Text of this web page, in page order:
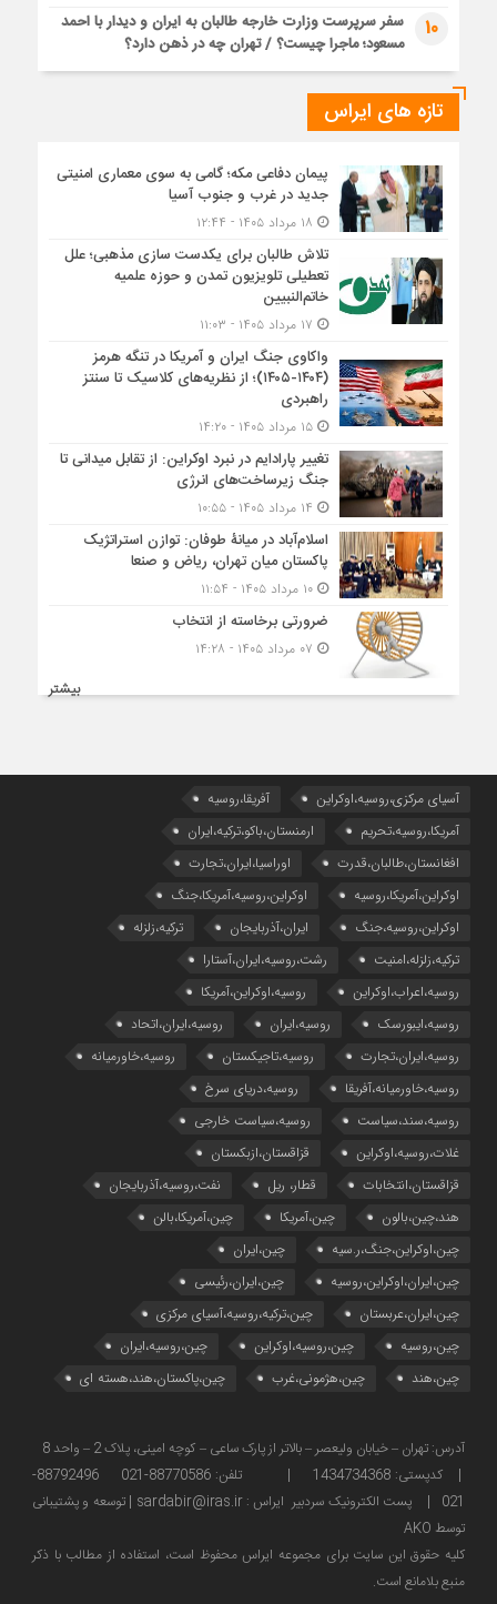
10
سفر سرپرست وزارت خارجه طالبان به ایران و دیدار با احمد
مسعود؛ ماجرا چیست؟ / تهران چه در ذهن دارد؟
تازه های ایراس
پیمان دفاعی مکه؛ گامی به سوی معماری امنیتی
جدید در غرب و جنوب آسیا
تلاش طالبان برای یکدست سازی مذهبی؛ علل
تعطیلی تلویزیون تمدن و حوزه علمیه
خاتم‌النبیین
واکاوی جنگ ایران و آمریکا در تنگه هرمز
(۱۴۰۴-۱۴۰۵)؛ از نظریه‌های کلاسیک تا سنتز
راهبردی
۱۵ مرداد ۱۴۰۵ - ۱۴:۲۰
تغییر پارادایم در نبرد اوکراین: از تقابل میدانی تا
جنگ زیرساخت‌های انرژی
اسلام‌آباد در میانۀ طوفان: توازن استراتژیک
پاکستان میان تهران، ریاض و صنعا
۱۰ مرداد ۱۴۰۵ - ۱۱:۵۴
ضرورتی برخاسته از انتخاب
بیشتر
آسیای مرکزی،روسیه،اوکراین
آفریقا،روسیه
آمریکا،روسیه،تحریم
ارمنستان،باکو،ترکیه،ایران
افغانستان،طالبان،قدرت
اوراسیا،ایران،تجارت
اوکراین،آمریکا،روسیه
اوکراین،روسیه،آمریکا،جنگ
اوکراین،روسیه،جنگ
ایران،آذربایجان
ترکیه،زلزله
ترکیه،زلزله،امنیت
رشت،روسیه،ایران،آستارا
روسیه،اعراب،اوکراین
روسیه،اوکراین،آمریکا
روسیه،ایبورسک
روسیه،ایران
روسیه،ایران،اتحاد
روسیه،ایران،تجارت
روسیه،تاجیکستان
روسیه،خاورمیانه
روسیه،خاورمیانه،آفریقا
روسیه،دریای سرخ
روسیه،سند،سیاست
روسیه،سیاست خارجی
غلات،روسیه،اوکراین
قزاقستان،ازبکستان
قزاقستان،انتخابات
قطار، ریل
نفت،روسیه،آذربایجان
هند،چین،بالون
چین،آمریکا
چین،آمریکا،بالن
چین،اوکراین،جنگ،ر.سیه
چین،ایران
چین،ایران،اوکراین،روسیه
چین،ایران،رئیسی
چین،ایران،عربستان
چین،ترکیه،روسیه،آسیای مرکزی
چین،روسیه
چین،روسیه،اوکراین
چین،روسیه،ایران
چین،هند
چین،هژمونی،غرب چین،پاکستان،هند،هسته ای
| کدپستی: 1434734368 | تلفن: 88770586-021 88792496-
021 | پست الکترونیک سردبیر ایراس : sardabir@iras.ir |
توسعه و پشتیبانی
توسط AKO
كليه حقوق این سایت برای مجموعه ایراس محفوظ است، استفاده از مطالب با ذكر
منبع بلامانع است.